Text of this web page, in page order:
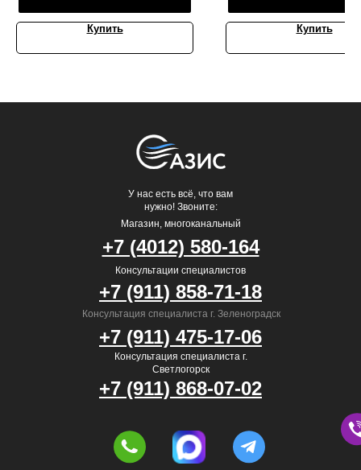
Купить Купить
У нас есть всё, что вам
нужно! Звоните:
Магазин, многоканальный
Консультация специалиста г.
Светлогорск
Консультация специалиста г. Зеленоградск
Консультации специалистов
+7 (911) 858-71-18
+7 (911) 475-17-06
+7 (911) 868-07-02
+7 (4012) 580-164